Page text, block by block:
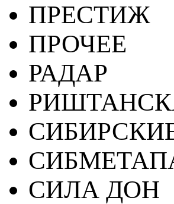
ПРЕСТИЖ
ПРОЧЕЕ
РАДАР
СИЛА ДОН